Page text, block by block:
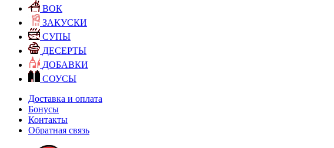
ВОК
ЗАКУСКИ
СУПЫ
ДЕСЕРТЫ
ДОБАВКИ
СОУСЫ
Доставка и оплата
Бонусы
Контакты
Обратная связь